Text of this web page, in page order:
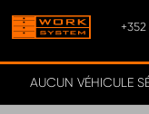
+352
AUCUN VÉHICULE
TROUVEZ